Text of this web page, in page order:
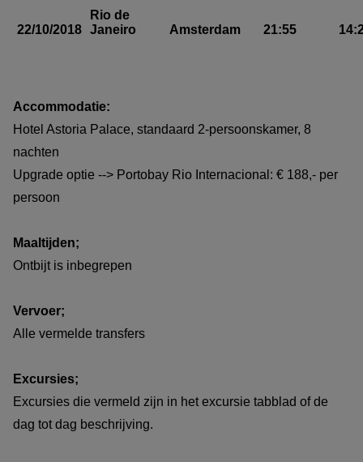
22/10/2018
Rio de
Janeiro
Amsterdam 21:55
Accommodatie:
Hotel Astoria Palace, standaard 2-persoonskamer, 8
nachten
Upgrade optie --> Portobay Rio Internacional: € 188,- per
persoon
Maaltijden;
Ontbijt is inbegrepen
Vervoer;
Alle vermelde transfers
Excursies;
Excursies die vermeld zijn in het excursie tabblad of de
dag tot dag beschrijving.